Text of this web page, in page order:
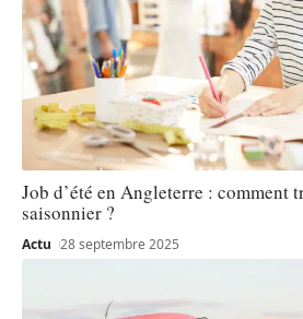
Job d’été en Angleterre : comment
saisonnier ?
Actu 28 septembre 2025